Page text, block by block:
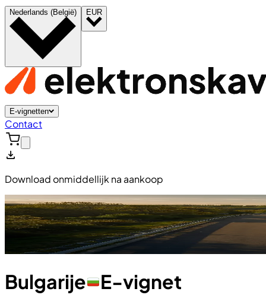
Nederlands (België) EUR
E-vignetten
Contact
Download onmiddellijk na aankoop
Bulgarije E-vignet